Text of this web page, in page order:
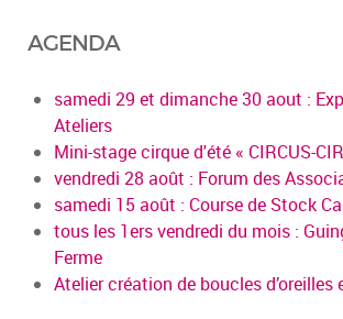
AGENDA
samedi 29 et dimanche 30 aout :
Ateliers
Mini-stage cirque d'été « CIRCUS-
vendredi 28 août : Forum des
samedi 15 août : Course de Stock
tous les 1ers vendredi du mois :
Ferme
Atelier création de boucles d’oreilles